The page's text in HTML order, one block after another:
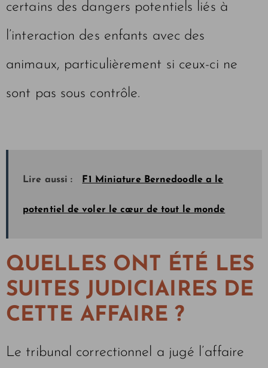
certains des dangers potentiels liés à
l’interaction des enfants avec des
animaux, particulièrement si ceux-ci ne
sont pas sous contrôle.
Lire aussi : F1 Miniature Bernedoodle a le
potentiel de voler le cœur de tout le monde
QUELLES ONT ÉTÉ LES
SUITES JUDICIAIRES DE
CETTE AFFAIRE ?
Le tribunal correctionnel a jugé l’affaire